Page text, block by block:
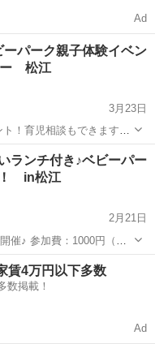
Ad
ーパーク親子体験イベン
ー 松江
3月23日
！育児相談もできますよ
子どもはかわ
「赤ちゃんと日中遊ぶに
ランチ付き♪ベビーパー
！ in松江
2月21日
円（ラ
ランチブッフェを1000円
賃4万円以下多数
数掲載！
Ad